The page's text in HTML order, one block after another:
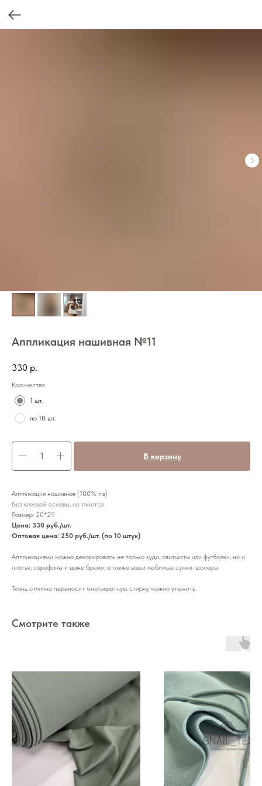
Аппликация нашивная №11
330 р.
Количество
1 шт.
по 10 шт.
В корзину
Аппликация нашивная (100% пэ)
Без клеевой основы, не тянется.
Размер: 20*29
Цена: 330 руб./шт.
Оптовая цена: 250 руб./шт. (по 10 штук)
Аппликациями можно декорировать не только худи, свитшоты или футболки, но и
платья, сарафаны и даже брюки, а также ваши любимые сумки-шоперы.
Ткань отлично переносит многократную стирку, можно утюжить.
Смотрите также